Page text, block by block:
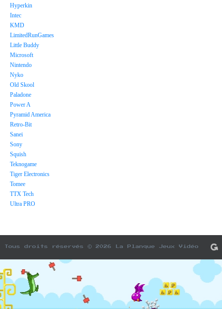
Hyperkin
Intec
KMD
LimitedRunGames
Little Buddy
Microsoft
Nintendo
Nyko
Old Skool
Paladone
Power A
Pyramid America
Retro-Bit
Sanei
Sony
Squish
Teknogame
Tiger Electronics
Tomee
TTX Tech
Ultra PRO
Tous droits réservés © 2026 La Planque Jeux Vidéo